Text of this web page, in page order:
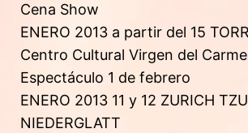
Cena Show
ENERO 2013 a partir del 15
Centro Cultural Virgen del
Espectáculo 1 de febrero
ENERO 2013 11 y 12 ZURICH TZU
NIEDERGLATT